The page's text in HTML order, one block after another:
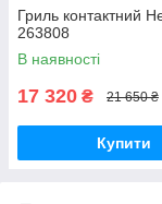
Гриль контактний
263808
В наявності
17 320 ₴ 21 650 ₴
Купити